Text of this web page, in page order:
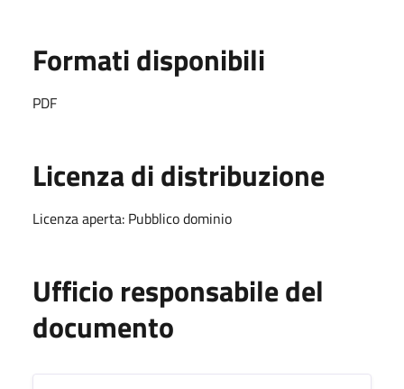
Formati disponibili
PDF
Licenza di distribuzione
Licenza aperta: Pubblico dominio
Ufficio responsabile del
documento